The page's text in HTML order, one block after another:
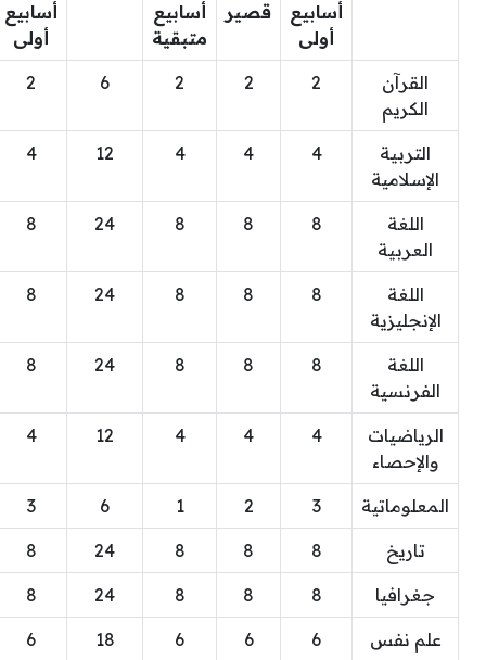
أسابيع
أولى
قصير
أسابيع
متبقية
أسابيع
أولى
القرآن
الكريم
2
2
2
6
2
التربية
الإسلامية
4
4
4
12
4
اللغة
العربية
8
8
8
24
8
اللغة
الإنجليزية
8
8
8
24
8
اللغة
الفرنسية
8
8
8
24
8
الرياضيات
والإحصاء
4
4
4
12
4
المعلوماتية 3
2
1
6
3
تاريخ 8
8
8
24
8
جغرافيا 8
8
8
24
8
علم نفس 6
6
6
18
6